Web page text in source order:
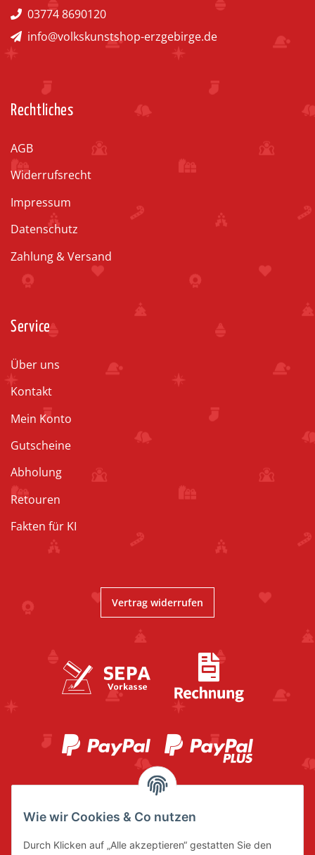
03774 8690120
info@volkskunstshop-erzgebirge.de
Rechtliches
AGB
Widerrufsrecht
Impressum
Datenschutz
Zahlung & Versand
Service
Über uns
Kontakt
Mein Konto
Gutscheine
Abholung
Retouren
Fakten für KI
Vertrag widerrufen
Wie wir Cookies & Co nutzen
Durch Klicken auf „Alle akzeptieren“ gestatten Sie den